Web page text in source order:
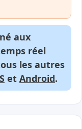
aux
réel
les autres
et Android.